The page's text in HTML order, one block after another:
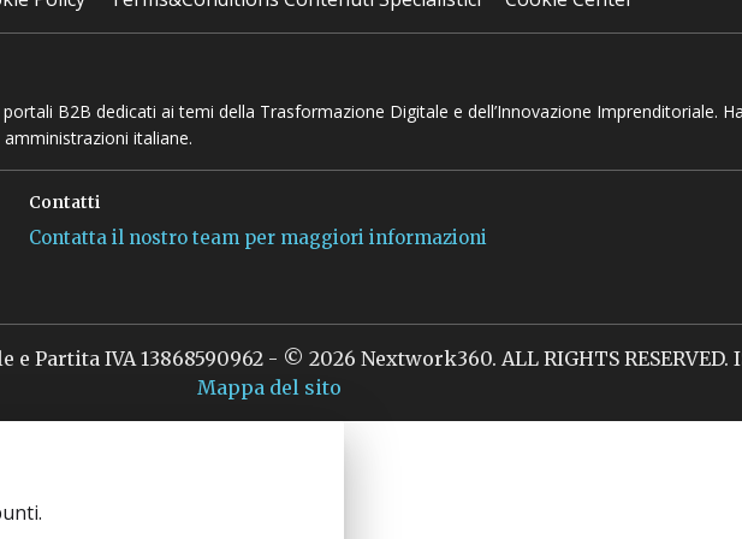
B2B dedicati ai temi della Trasformazione Digitale e dell’Innovazione Imprenditoriale.
italiane.
Contatti
Contatta il nostro team per maggiori informazioni
Partita IVA 13868590962 - © 2026 Nextwork360. ALL RIGHTS RESERVED.
Mappa del sito